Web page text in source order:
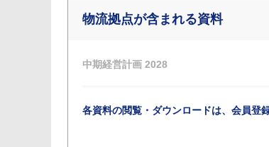
物流拠点が含まれる資料
中期経営計画 2028
各資料の閲覧・ダウンロードは、会員登